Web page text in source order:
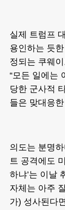
실제 트럼프
용인하는 듯
정되는 쿠웨
“모든 일에는
당한 군사적
들은 맞대응
의도는 분명
트 공격에도
하냐’는 이날
자체는 아주
가) 성사된다